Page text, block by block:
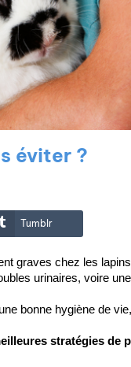
éviter ?
Tumblr
graves chez les
urinaires, voire
bonne hygiène de
stratégies de